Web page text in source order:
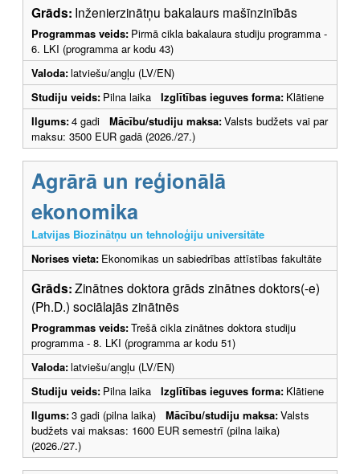
Grāds: Inženierzinātņu bakalaurs mašīnzinībās
Programmas veids: Pirmā cikla bakalaura studiju programma -
6. LKI (programma ar kodu 43)
Valoda:latviešu/angļu (LV/EN)
Studiju veids: Pilna laika Izglītības ieguves forma: Klātiene
Ilgums:4 gadi Mācību/studiju maksa:Valsts budžets vai par
maksu: 3500 EUR gadā (2026./27.)
Agrārā un reģionālā
ekonomika
Latvijas Biozinātņu un tehnoloģiju universitāte
Norises vieta: Ekonomikas un sabiedrības attīstības fakultāte
Grāds:Zinātnes doktora grāds zinātnes doktors(-e)
(Ph.D.) sociālajās zinātnēs
Programmas veids:Trešā cikla zinātnes doktora studiju
programma - 8. LKI (programma ar kodu 51)
Valoda:latviešu/angļu (LV/EN)
Studiju veids: Pilna laika Izglītības ieguves forma: Klātiene
Ilgums:3 gadi (pilna laika) Mācību/studiju maksa:Valsts
budžets vai maksas: 1600 EUR semestrī (pilna laika)
(2026./27.)